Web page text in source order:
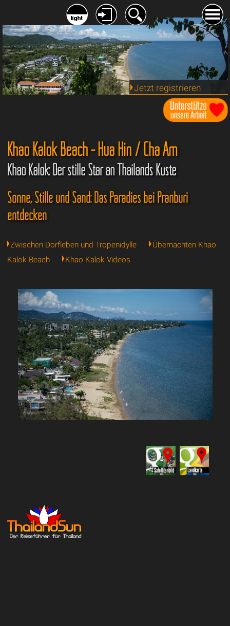
Jetzt registrieren
Khao Kalok Beach - Hua Hin / Cha Am
Khao Kalok: Der stille Star an Thailands Küste
Sonne, Stille und Sand: Das Paradies bei Pranburi
entdecken
Zwischen Dorfleben und Tropenidylle
Übernachten Khao
Kalok Beach
Khao Kalok Videos